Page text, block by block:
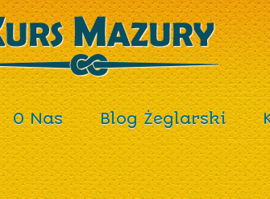
O Nas Blog Żeglarski